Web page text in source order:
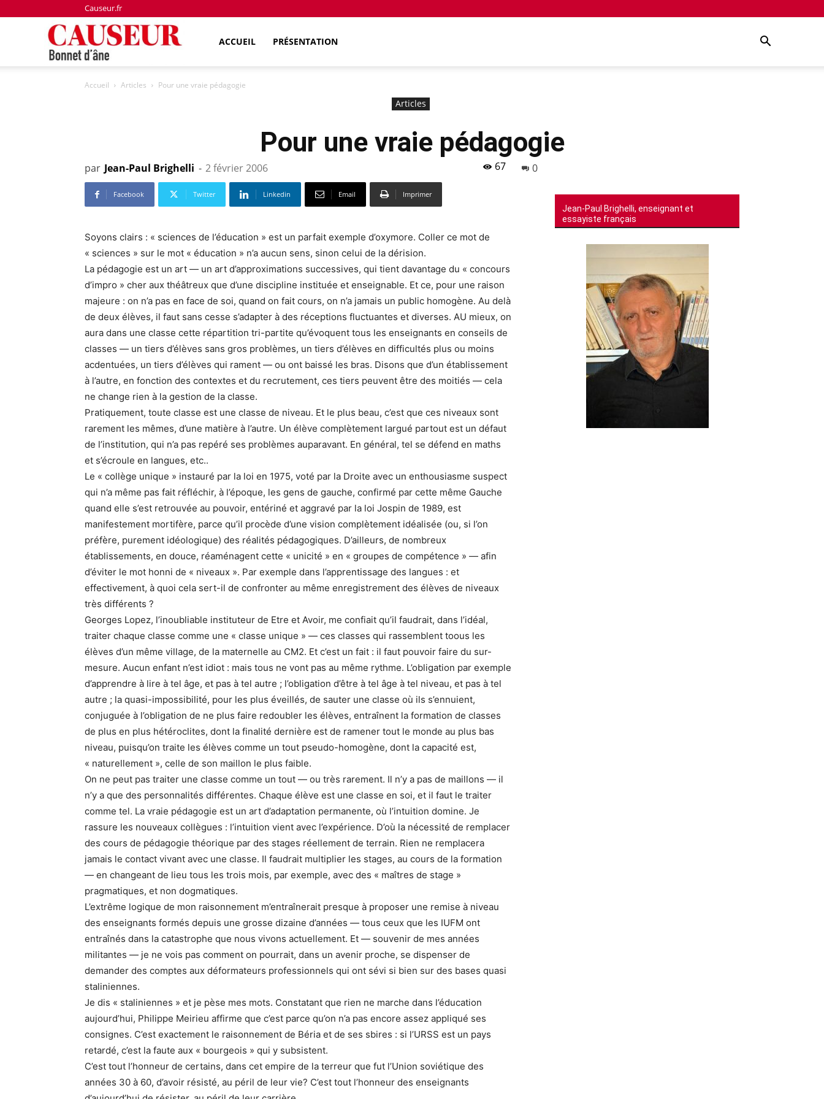
Causeur.fr
d'âne
ACCUEIL PRÉSENTATION
Accueil Articles Pour une vraie pédagogie
Articles
Pour une vraie pédagogie
par Jean-Paul Brighelli - 2 février 2006 67 0
Facebook Twitter Linkedin Email Imprimer
Soyons clairs : « sciences de l’éducation » est un parfait exemple d’oxymore. Coller ce mot de
« sciences » sur le mot « éducation » n’a aucun sens, sinon celui de la dérision.
La pédagogie est un art — un art d’approximations successives, qui tient davantage du « concours
d’impro » cher aux théâtreux que d’une discipline instituée et enseignable. Et ce, pour une raison
majeure : on n’a pas en face de soi, quand on fait cours, on n’a jamais un public homogène. Au delà
de deux élèves, il faut sans cesse s’adapter à des réceptions fluctuantes et diverses. AU mieux, on
aura dans une classe cette répartition tri-partite qu’évoquent tous les enseignants en conseils de
classes — un tiers d’élèves sans gros problèmes, un tiers d’élèves en difficultés plus ou moins
acdentuées, un tiers d’élèves qui rament — ou ont baissé les bras. Disons que d’un établissement
à l’autre, en fonction des contextes et du recrutement, ces tiers peuvent être des moitiés — cela
ne change rien à la gestion de la classe.
Pratiquement, toute classe est une classe de niveau. Et le plus beau, c’est que ces niveaux sont
rarement les mêmes, d’une matière à l’autre. Un élève complètement largué partout est un défaut
de l’institution, qui n’a pas repéré ses problèmes auparavant. En général, tel se défend en maths
et s’écroule en langues, etc..
Le « collège unique » instauré par la loi en 1975, voté par la Droite avec un enthousiasme suspect
qui n’a même pas fait réfléchir, à l’époque, les gens de gauche, confirmé par cette même Gauche
quand elle s’est retrouvée au pouvoir, entériné et aggravé par la loi Jospin de 1989, est
manifestement mortifère, parce qu’il procède d’une vision complètement idéalisée (ou, si l’on
préfère, purement idéologique) des réalités pédagogiques. D’ailleurs, de nombreux
établissements, en douce, réaménagent cette « unicité » en « groupes de compétence » — afin
d’éviter le mot honni de « niveaux ». Par exemple dans l’apprentissage des langues : et
effectivement, à quoi cela sert-il de confronter au même enregistrement des élèves de niveaux
très différents ?
Georges Lopez, l’inoubliable instituteur de Etre et Avoir, me confiait qu’il faudrait, dans l’idéal,
traiter chaque classe comme une « classe unique » — ces classes qui rassemblent toous les
élèves d’un même village, de la maternelle au CM2. Et c’est un fait : il faut pouvoir faire du sur-
mesure. Aucun enfant n’est idiot : mais tous ne vont pas au même rythme. L’obligation par exemple
d’apprendre à lire à tel âge, et pas à tel autre ; l’obligation d’être à tel âge à tel niveau, et pas à tel
autre ; la quasi-impossibilité, pour les plus éveillés, de sauter une classe où ils s’ennuient,
conjuguée à l’obligation de ne plus faire redoubler les élèves, entraînent la formation de classes
de plus en plus hétéroclites, dont la finalité dernière est de ramener tout le monde au plus bas
niveau, puisqu’on traite les élèves comme un tout pseudo-homogène, dont la capacité est,
« naturellement », celle de son maillon le plus faible.
On ne peut pas traiter une classe comme un tout — ou très rarement. Il n’y a pas de maillons — il
n’y a que des personnalités différentes. Chaque élève est une classe en soi, et il faut le traiter
comme tel. La vraie pédagogie est un art d’adaptation permanente, où l’intuition domine. Je
rassure les nouveaux collègues : l’intuition vient avec l’expérience. D’où la nécessité de remplacer
des cours de pédagogie théorique par des stages réellement de terrain. Rien ne remplacera
jamais le contact vivant avec une classe. Il faudrait multiplier les stages, au cours de la formation
— en changeant de lieu tous les trois mois, par exemple, avec des « maîtres de stage »
pragmatiques, et non dogmatiques.
L’extrême logique de mon raisonnement m’entraînerait presque à proposer une remise à niveau
des enseignants formés depuis une grosse dizaine d’années — tous ceux que les IUFM ont
entraînés dans la catastrophe que nous vivons actuellement. Et — souvenir de mes années
militantes — je ne vois pas comment on pourrait, dans un avenir proche, se dispenser de
demander des comptes aux déformateurs professionnels qui ont sévi si bien sur des bases quasi
staliniennes.
Je dis « staliniennes » et je pèse mes mots. Constatant que rien ne marche dans l’éducation
aujourd’hui, Philippe Meirieu affirme que c’est parce qu’on n’a pas encore assez appliqué ses
consignes. C’est exactement le raisonnement de Béria et de ses sbires : si l’URSS est un pays
retardé, c’est la faute aux « bourgeois » qui y subsistent.
C’est tout l’honneur de certains, dans cet empire de la terreur que fut l’Union soviétique des
années 30 à 60, d’avoir résisté, au péril de leur vie? C’est tout l’honneur des enseignants
Jean-Paul Brighelli, enseignant et
essayiste français